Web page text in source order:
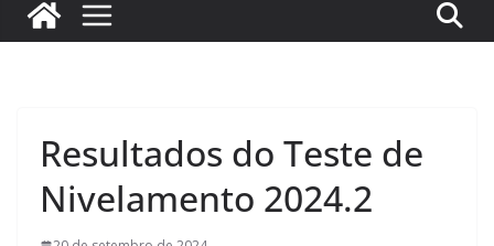
Resultados do Teste de
Nivelamento 2024.2